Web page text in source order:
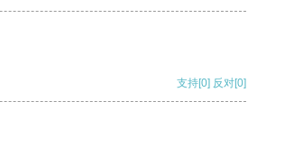
支持[0] 反对[0]